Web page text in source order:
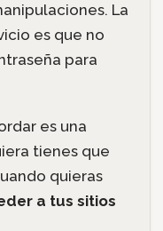
La
es que no
para
es una
tienes que
quieras
a tus sitios